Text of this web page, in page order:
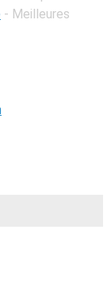
- Meilleures